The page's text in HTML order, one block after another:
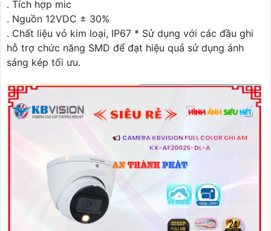
. Tích hợp mic
. Nguồn 12VDC ± 30%
. Chất liệu vỏ kim loại, IP67 * Sử dụng với các đầu ghi
hỗ trợ chức năng SMD để đạt hiệu quả sử dụng ánh
sáng kép tối ưu.